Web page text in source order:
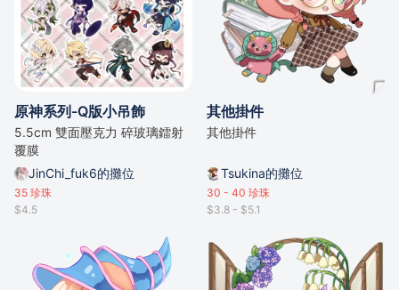
原神系列-Q版小吊飾
5.5cm 雙面壓克力 碎玻璃鐳射
覆膜
JinChi_fuk6的攤位
35 珍珠
$4.5
其他掛件
其他掛件
Tsukina的攤位
30 - 40 珍珠
$3.8 - $5.1